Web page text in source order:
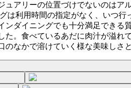
アリーの位置づけでないのは
は利用時間の指定がなく、いつ
ダイニングでも十分満足でき
。食べているあだに肉汁が溢
なかで溶けていく様な美味しさ